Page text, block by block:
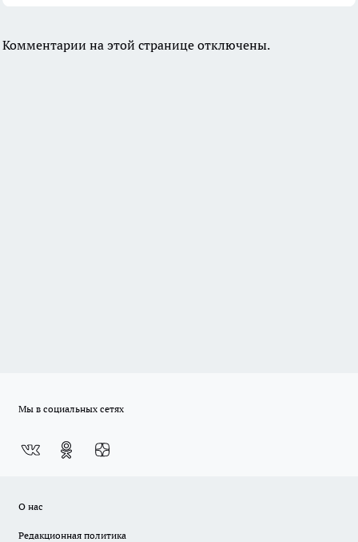
Комментарии на этой странице отключены.
Мы в социальных сетях
О нас
Редакционная политика